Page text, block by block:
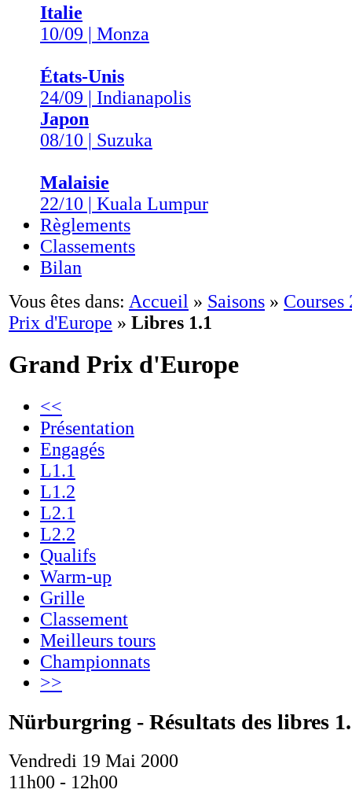
Italie
10/09 | Monza
États-Unis
24/09 | Indianapolis
Japon
08/10 | Suzuka
Malaisie
22/10 | Kuala Lumpur
Règlements
Classements
Bilan
Vous êtes dans: Accueil » Saisons » Courses
Prix d'Europe » Libres 1.1
Grand Prix d'Europe
<<
Présentation
Engagés
L1.1
L1.2
L2.1
L2.2
Qualifs
Warm-up
Grille
Classement
Meilleurs tours
Championnats
>>
Nürburgring - Résultats des libres
Vendredi 19 Mai 2000
11h00 - 12h00